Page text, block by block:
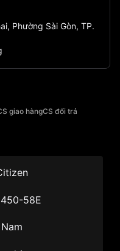
Phường Sài Gòn, TP.
giao hàngCS đổi trả
58E
Nam